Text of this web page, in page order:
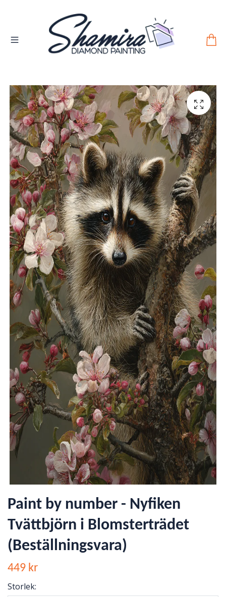
Paint by number - Nyfiken
Tvättbjörn i Blomsterträdet
(Beställningsvara)
449 kr
Storlek: